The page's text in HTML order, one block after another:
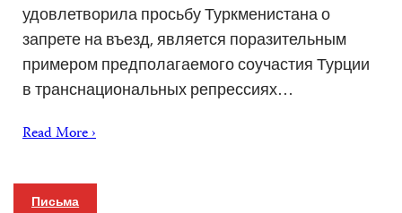
удовлетворила просьбу Туркменистана о
запрете на въезд, является поразительным
примером предполагаемого соучастия Турции
в транснациональных репрессиях…
Read More ›
Письма